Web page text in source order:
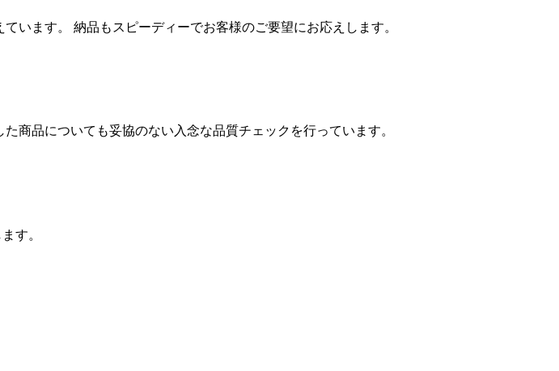
います。 納品もスピーディーでお客様のご要望にお応えします。
商品についても妥協のない入念な品質チェックを行っています。
す。